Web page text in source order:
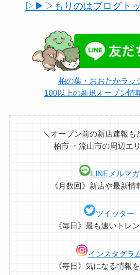
▷▶︎▷もりのはブログト
柏の葉・おおたかラッ
100以上の新規オープン情
＼オープン前の新店速報も
柏市 ・流山市の周辺エ
LINEメルマガ
《月数回》新店や最新情
ツイッター
《毎日》最も速いトレ
インスタグラ
《毎日》気になる情報